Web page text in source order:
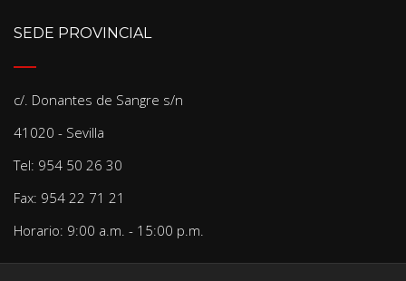
SEDE PROVINCIAL
c/. Donantes de Sangre s/n
41020 - Sevilla
Tel: 954 50 26 30
Fax: 954 22 71 21
Horario: 9:00 a.m. - 15:00 p.m.